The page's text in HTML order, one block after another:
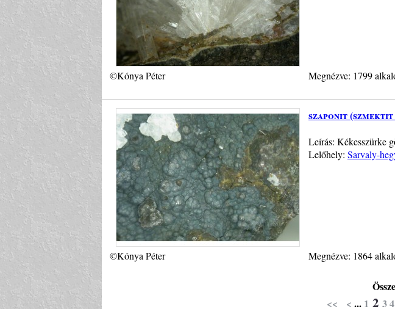
©Kónya Péter Megnézve: 1799
szaponit
Leírás: Kékesszürke
Lelőhely: Sarvaly-
©Kónya Péter Megnézve: 1864
<<
< ... 1 2 34